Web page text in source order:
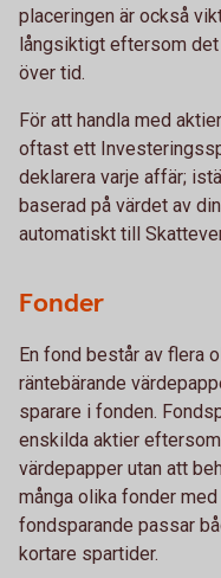
placeringen är också
långsiktigt eftersom det
över tid.
För att handla med
oftast ett
deklarera varje affär;
baserad på värdet av
automatiskt till
Fonder
En fond består av flera
räntebärande
sparare i fonden.
enskilda aktier
värdepapper utan att
många olika fonder
fondsparande passar
kortare spartider.